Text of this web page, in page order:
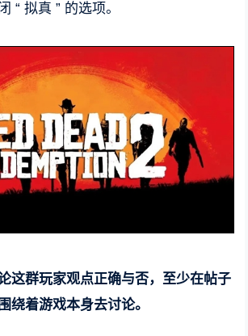
“ 拟真 ” 的选项。
这群玩家观点正确与否，至少在帖子
绕着游戏本身去讨论。